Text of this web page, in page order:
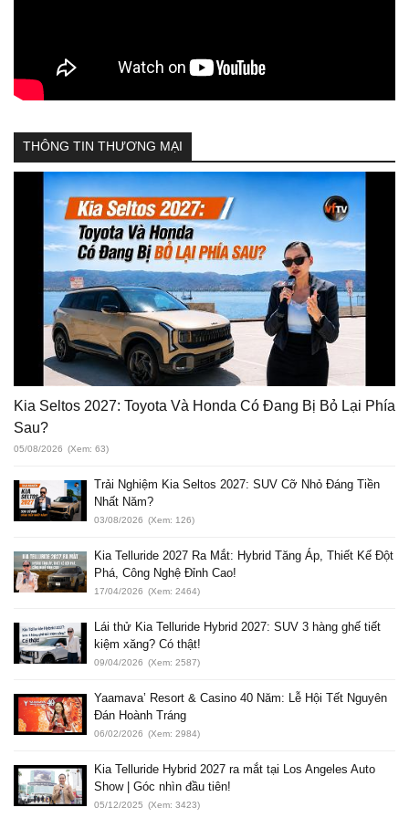
THÔNG TIN THƯƠNG MẠI
Kia Seltos 2027: Toyota Và Honda Có Đang Bị Bỏ Lại Phía
Sau?
05/08/2026 (Xem: 63)
Trải Nghiệm Kia Seltos 2027: SUV Cỡ Nhỏ Đáng Tiền
Nhất Năm?
03/08/2026 (Xem: 126)
Kia Telluride 2027 Ra Mắt: Hybrid Tăng Áp, Thiết Kế Đột
Phá, Công Nghệ Đỉnh Cao!
17/04/2026 (Xem: 2464)
Lái thử Kia Telluride Hybrid 2027: SUV 3 hàng ghế tiết
kiệm xăng? Có thật!
09/04/2026 (Xem: 2587)
Yaamava’ Resort & Casino 40 Năm: Lễ Hội Tết Nguyên
Đán Hoành Tráng
06/02/2026 (Xem: 2984)
Kia Telluride Hybrid 2027 ra mắt tại Los Angeles Auto
Show | Góc nhìn đầu tiên!
05/12/2025 (Xem: 3423)